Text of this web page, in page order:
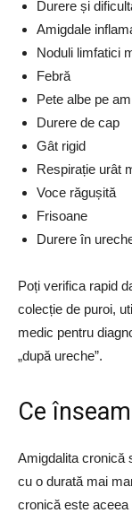
Durere și
Amigdale
Noduli limfatici
Febră
Pete albe pe
Durere de cap
Gât rigid
Respirație urât
Voce răgușită
Frisoane
Durere în
Poți verifica rapid
colecție de puroi,
medic pentru
„după ureche”.
Ce
Amigdalita cronică
cu o durată mai
cronică este